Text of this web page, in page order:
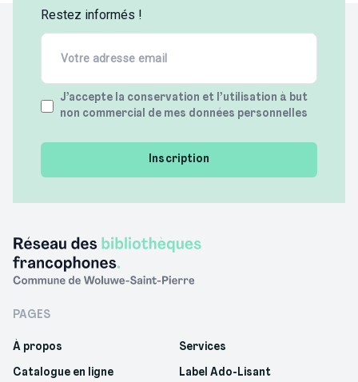
Restez informés !
Email
(Required)
Terms
(Required)
J’accepte la conservation et l’utilisation à but
non commercial de mes données personnelles
PAGES
À propos
Catalogue en ligne
Services
Label Ado-Lisant